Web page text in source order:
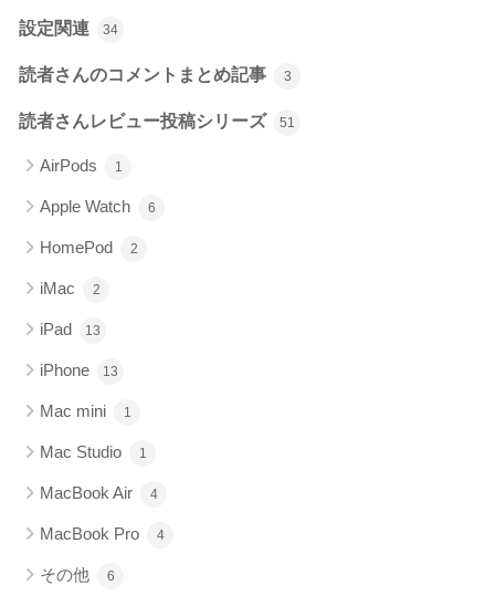
設定関連 34
読者さんのコメントまとめ記事 3
読者さんレビュー投稿シリーズ 51
AirPods 1
Apple Watch 6
HomePod 2
iMac 2
iPad 13
iPhone 13
Mac mini 1
Mac Studio 1
MacBook Air 4
MacBook Pro 4
その他 6